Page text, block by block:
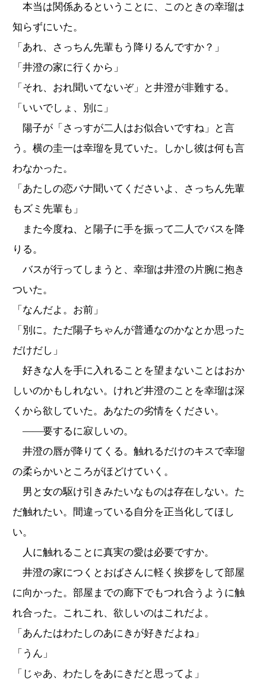
本当は関係あるということに、このときの幸瑠は
知らずにいた。
「あれ、さっちん先輩もう降りるんですか？」
「井澄の家に行くから」
「それ、おれ聞いてないぞ」と井澄が非難する。
「いいでしょ、別に」
陽子が「さっすが二人はお似合いですね」と言
う。横の圭一は幸瑠を見ていた。しかし彼は何も言
わなかった。
「あたしの恋バナ聞いてくださいよ、さっちん先輩
もズミ先輩も」
また今度ね、と陽子に手を振って二人でバスを降
りる。
バスが行ってしまうと、幸瑠は井澄の片腕に抱き
ついた。
「なんだよ。お前」
「別に。ただ陽子ちゃんが普通なのかなとか思った
だけだし」
好きな人を手に入れることを望まないことはおか
しいのかもしれない。けれど井澄のことを幸瑠は深
くから欲していた。あなたの劣情をください。
――要するに寂しいの。
井澄の唇が降りてくる。触れるだけのキスで幸瑠
の柔らかいところがほどけていく。
男と女の駆け引きみたいなものは存在しない。た
だ触れたい。間違っている自分を正当化してほし
い。
人に触れることに真実の愛は必要ですか。
井澄の家につくとおばさんに軽く挨拶をして部屋
に向かった。部屋までの廊下でもつれ合うように触
れ合った。これこれ、欲しいのはこれだよ。
「あんたはわたしのあにきが好きだよね」
「うん」
「じゃあ、わたしをあにきだと思ってよ」